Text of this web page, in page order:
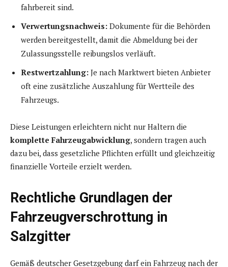
fahrbereit sind.
Verwertungsnachweis: Dokumente für die Behörden
werden bereitgestellt, damit die Abmeldung bei der
Zulassungsstelle reibungslos verläuft.
Restwertzahlung: Je nach Marktwert bieten Anbieter
oft eine zusätzliche Auszahlung für Wertteile des
Fahrzeugs.
Diese Leistungen erleichtern nicht nur Haltern die
komplette Fahrzeugabwicklung, sondern tragen auch
dazu bei, dass gesetzliche Pflichten erfüllt und gleichzeitig
finanzielle Vorteile erzielt werden.
Rechtliche Grundlagen der
Fahrzeugverschrottung in
Salzgitter
Gemäß deutscher Gesetzgebung darf ein Fahrzeug nach der